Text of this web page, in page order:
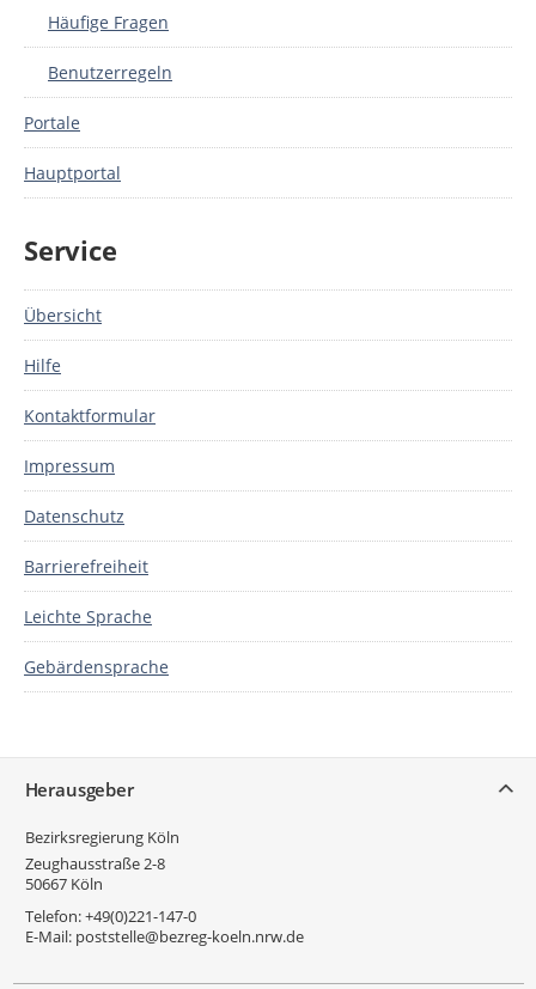
Häufige Fragen
Benutzerregeln
Portale
Hauptportal
Service
Übersicht
Hilfe
Kontaktformular
Impressum
Datenschutz
Barrierefreiheit
Leichte Sprache
Gebärdensprache
Herausgeber
Bezirksregierung Köln
Zeughausstraße 2-8
50667 Köln
Telefon:+49(0)221-147-0
E-Mail: poststelle@bezreg-koeln.nrw.de